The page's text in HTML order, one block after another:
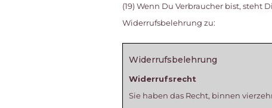
(19) Wenn Du Verbraucher bist,
Widerrufsbelehrung zu:
Widerrufsbelehrung
Widerrufsrecht
Sie haben das Recht, binnen